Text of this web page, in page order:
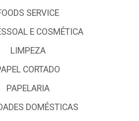
SERVICE
E COSMÉTICA
LIMPEZA
CORTADO
PAPELARIA
DOMÉSTICAS